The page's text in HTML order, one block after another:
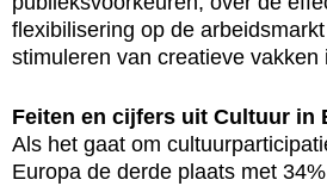
flexibilisering op de
stimuleren van creatieve vakken
Feiten en cijfers uit Cultuur in
Als het gaat om
Europa de derde plaats met